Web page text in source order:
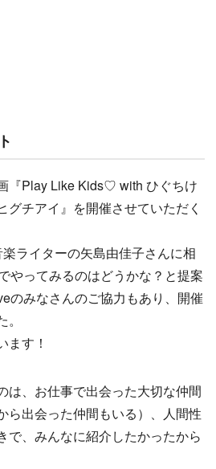
『Play Like Kids♡ with ひぐちけ
グチアイ』を開催させていただく
ライターの矢島由佳子さんに相
やってみるのはどうかな？と提案
のみなさんのご協力もあり、開催
ます！
は、お仕事で出会った大切な仲間
ら出会った仲間もいる）、人間性
で、みんなに紹介したかったから